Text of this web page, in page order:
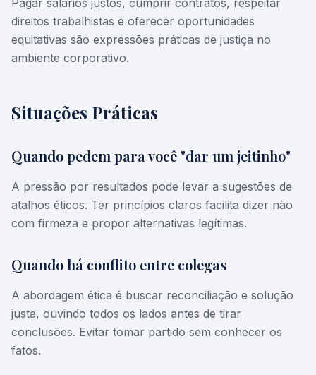
Pagar salários justos, cumprir contratos, respeitar
direitos trabalhistas e oferecer oportunidades
equitativas são expressões práticas de justiça no
ambiente corporativo.
Situações Práticas
Quando pedem para você "dar um jeitinho"
A pressão por resultados pode levar a sugestões de
atalhos éticos. Ter princípios claros facilita dizer não
com firmeza e propor alternativas legítimas.
Quando há conflito entre colegas
A abordagem ética é buscar reconciliação e solução
justa, ouvindo todos os lados antes de tirar
conclusões. Evitar tomar partido sem conhecer os
fatos.